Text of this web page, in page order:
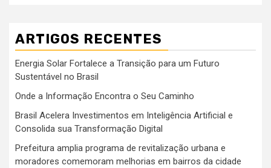
ARTIGOS RECENTES
Energia Solar Fortalece a Transição para um Futuro
Sustentável no Brasil
Onde a Informação Encontra o Seu Caminho
Brasil Acelera Investimentos em Inteligência Artificial e
Consolida sua Transformação Digital
Prefeitura amplia programa de revitalização urbana e
moradores comemoram melhorias em bairros da cidade